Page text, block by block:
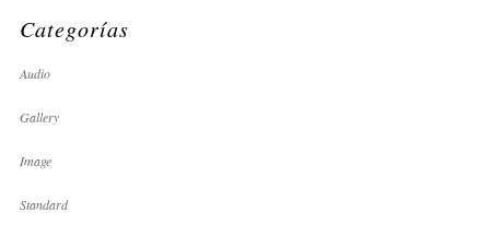
Categorías
Audio
Gallery
Image
Standard